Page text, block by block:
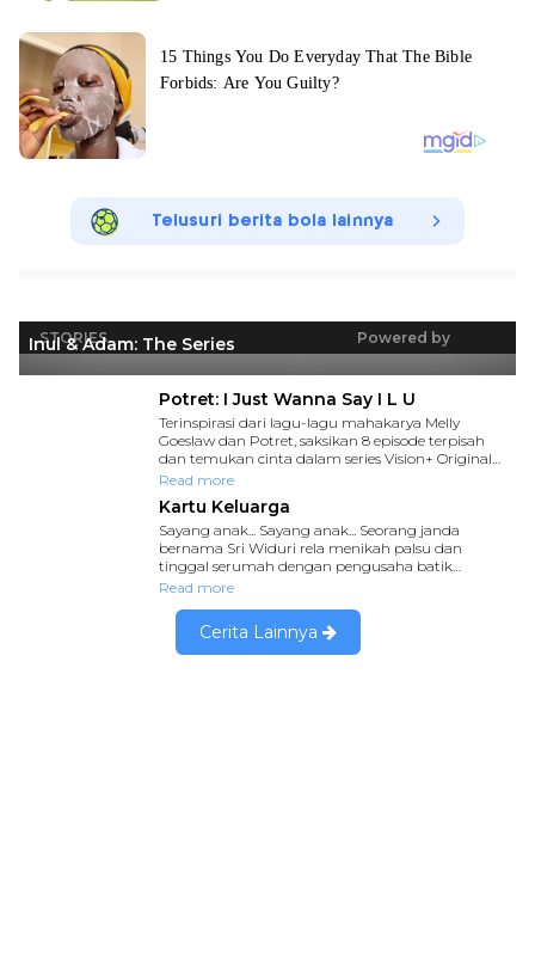
Telusuri berita bola lainnya